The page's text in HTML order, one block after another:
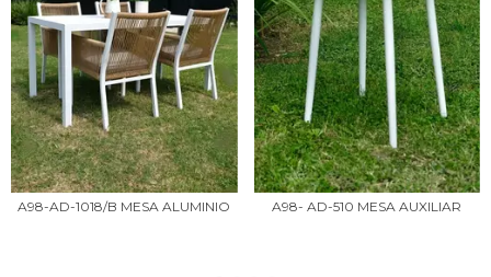
A98-AD-1018/B MESA ALUMINIO A98- AD-510 MESA AUXILIAR